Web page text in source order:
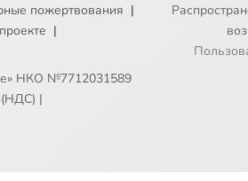
пожертвования |
|
НКО №7712031589
(НДС) |